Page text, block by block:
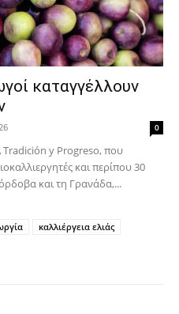
καταγγέλλουν
0
y Progreso, που
και περίπου 30
και τη Γρανάδα,...
καλλιέργεια ελιάς